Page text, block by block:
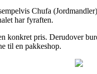
Chufa
har fyraften.
konkret pris. Derudover
til en pakkeshop.